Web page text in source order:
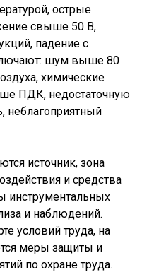
острые
свыше 50 В,
падение с
шум выше 80
химические
ПДК, недостаточную
неблагоприятный
источник, зона
и средства
инструментальных
и наблюдений.
условий труда, на
меры защиты и
по охране труда.